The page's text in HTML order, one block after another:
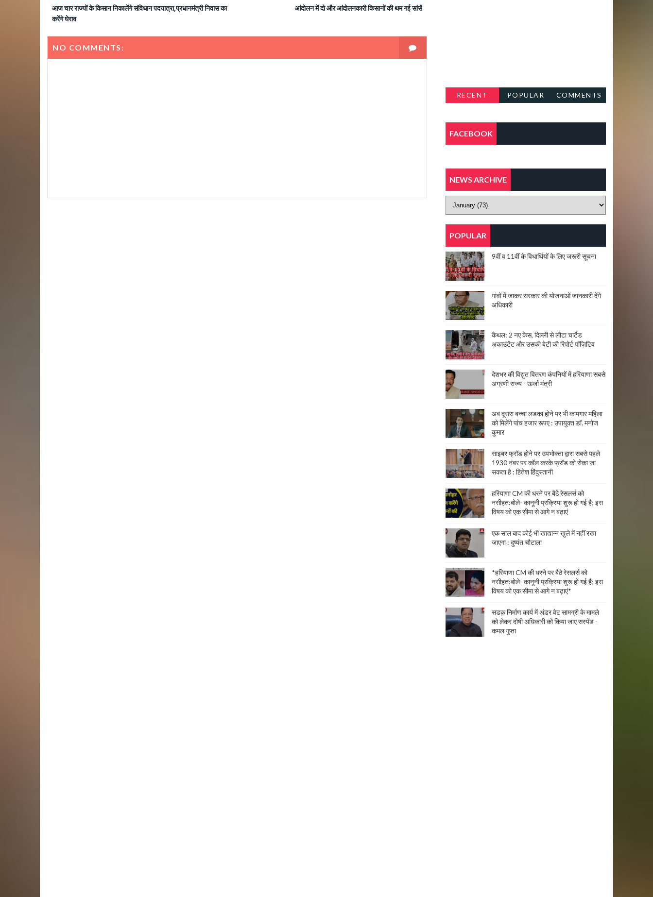
आज चार राज्यों के किसान निकालेंगे संविधान पदयात्रा,प्रधानमंत्री निवास का
करेंगे घेराव
आंदोलन में दो और आंदोलनकारी किसानों की थम गई सांसें
NO COMMENTS:
RECENT POPULAR COMMENTS
FACEBOOK
NEWS ARCHIVE
POPULAR
9वीं व 11वीं के विधार्थियों के लिए जरूरी सूचना
गांवों में जाकर सरकार की योजनाओं जानकारी देंगे
अधिकारी
कैथल: 2 नए केस, दिल्ली से लौटा चार्टेड
अकाउंटेंट और उसकी बेटी की रिपोर्ट पॉज़िटिव
देशभर की विद्युत वितरण कंपनियों में हरियाणा सबसे
अग्रणी राज्य - ऊर्जा मंत्री
अब दूसरा बच्चा लडका होने पर भी कामगार महिला
को मिलेंगे पांच हजार रूपए : उपायुक्त डॉ. मनोज
कुमार
साइबर फ्रॉड होने पर उपभोक्ता द्वारा सबसे पहले
1930 नंबर पर कॉल करके फ्रॉड को रोका जा
सकता है : हितेश हिंदुस्तानी
हरियाणा CM की धरने पर बैठे रेसलर्स को
नसीहत:बोले- कानूनी प्रक्रिया शुरू हो गई है; इस
विषय को एक सीमा से आगे न बढ़ाएं
एक साल बाद कोई भी खाद्यान्न खुले में नहीं रखा
जाएगा : दुष्यंत चौटाला
*हरियाणा CM की धरने पर बैठे रेसलर्स को
नसीहत:बोले- कानूनी प्रक्रिया शुरू हो गई है; इस
विषय को एक सीमा से आगे न बढ़ाएं*
सडक़ निर्माण कार्य में अंडर वेट सामग्री के मामले
को लेकर दोषी अधिकारी को किया जाए सस्पेंड -
कमल गुप्ता